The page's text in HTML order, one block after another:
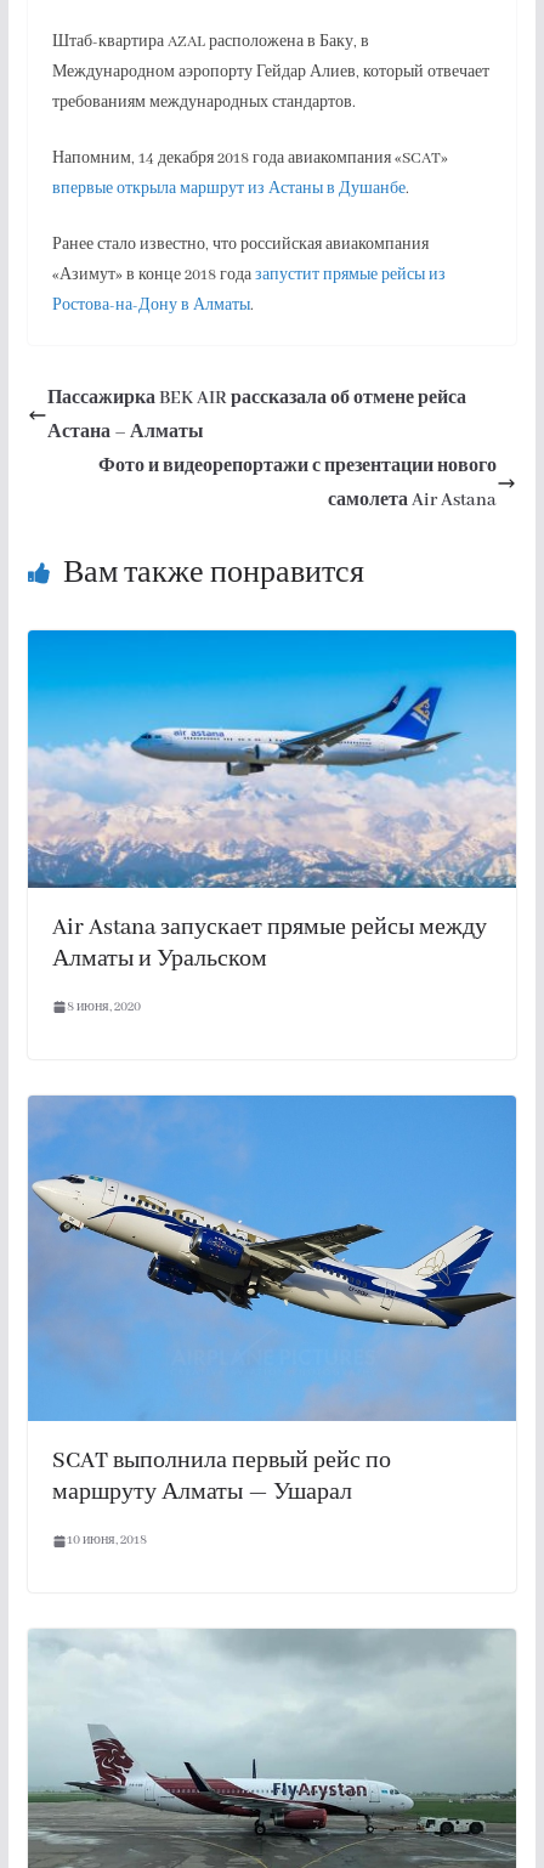
Штаб-квартира AZAL расположена в Баку, в
Международном аэропорту Гейдар Алиев, который отвечает
требованиям международных стандартов.
Напомним, 14 декабря 2018 года авиакомпания «SCAT»
впервые открыла маршрут из Астаны в Душанбе.
Ранее стало известно, что российская авиакомпания
«Азимут» в конце 2018 годазапустит прямые рейсы из
Ростова-на-Дону в Алматы.
Пассажирка BEK AIR рассказала об отмене рейса
Астана – Алматы
Фото и видеорепортажи с презентации нового
самолета Air Astana
Вам также понравится
Air Astana запускает прямые рейсы между
Алматы и Уральском
8 июня, 2020
SCAT выполнила первый рейс по
маршруту Алматы — Ушарал
10 июня, 2018